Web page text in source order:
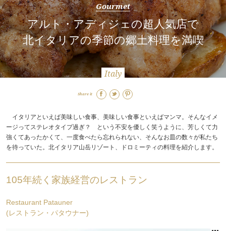
Gourmet
アルト・アディジェの超人気店で
北イタリアの季節の郷土料理を満喫
Italy
Share it
イタリアといえば美味しい食事、美味しい食事といえばマンマ。そんなイメ
ージってステレオタイプ過ぎ？ という不安を優しく笑うように、芳しくて力
強くてあったかくて、一度食べたら忘れられない、そんなお皿の数々が私たち
を待っていた。北イタリア山岳リゾート、ドロミーティの料理を紹介します。
105年続く家族経営のレストラン
Restaurant Patauner
(レストラン・パタウナー)